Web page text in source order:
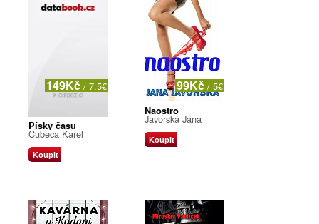
149Kč / 7.5€
Písky času
Cubeca Karel
Koupit
99Kč / 5€
Naostro
Javorská Jana
Koupit